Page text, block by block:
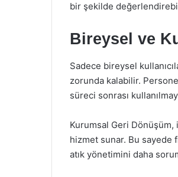
bir şekilde
Bireysel ve
Sadece bireysel
zorunda kalabilir.
süreci sonrası
Kurumsal Geri
hizmet sunar. Bu sayede
atık yönetimini daha